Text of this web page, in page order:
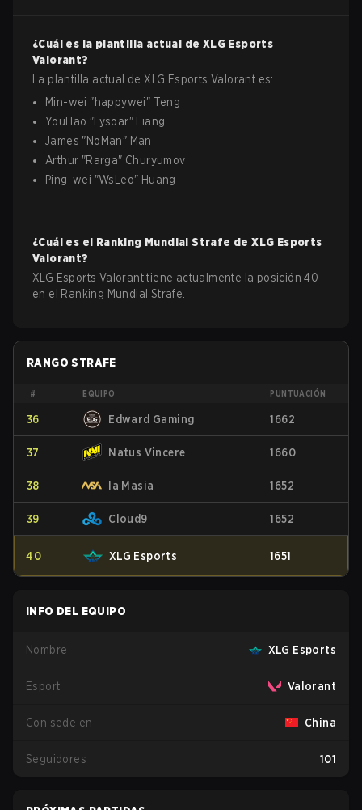
¿Cuál es la plantilla actual de XLG Esports
Valorant?
La plantilla actual de XLG Esports Valorant es:
Min-wei "happywei" Teng
YouHao " Lysoar"
Liang
James "NoMan" Man
Arthur "Rarga" Churyumov
Ping-wei "WsLeo" Huang
¿Cuál es el Ranking Mundial Strafe deXLG Esports
Valorant?
XLG Esports Valorant tiene actualmente la posición 40
en el Ranking Mundial Strafe.
RANGO STRAFE
# EQUIPO PUNTUACIÓN
36 Edward Gaming 1662
37 Natus Vincere 1660
38 la Masia 1652
39 Cloud9 1652
40 XLG Esports 1651
INFO DEL EQUIPO
Nombre XLG Esports
Esport Valorant
Con sede en China
Seguidores 101